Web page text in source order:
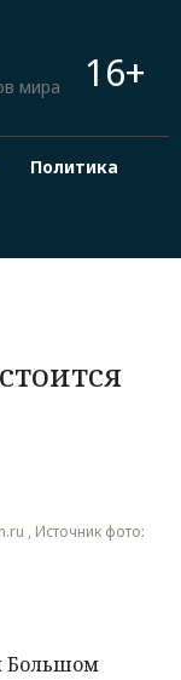
мира
16+
Политика
, Источник фото:
Большом